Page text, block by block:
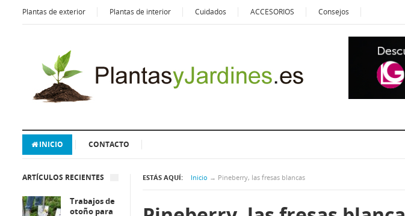
Plantas de exterior Plantas de interior Cuidados ACCESORIOS Consejos
INICIO CONTACTO
ESTÁS AQUÍ: Inicio → Pineberry, las fresas blancas
ARTÍCULOS RECIENTES
Trabajos de
otoño para